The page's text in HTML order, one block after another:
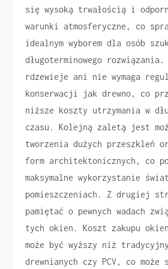
się wysoką trwałością i
warunki atmosferyczne, co
idealnym wyborem dla osób
długoterminowego
rdzewieje ani nie wymaga
konserwacji jak drewno, co
niższe koszty utrzymania w
czasu. Kolejną zaletą jest
tworzenia dużych przeszkleń
form architektonicznych, co
maksymalne wykorzystanie
pomieszczeniach. Z drugiej
pamiętać o pewnych wadach
tych okien. Koszt zakupu
może być wyższy niż
drewnianych czy PCV, co